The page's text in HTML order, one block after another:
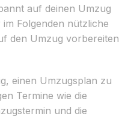
auf deinen Umzug
Folgenden nützliche
den Umzug vorbereiten
einen Umzugsplan zu
Termine wie die
und die